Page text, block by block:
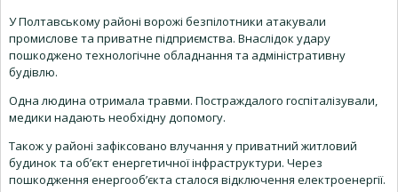
У Полтавському районі ворожі безпілотники атакували
промислове та приватне підприємства. Внаслідок удару
пошкоджено технологічне обладнання та адміністративну
будівлю.
Одна людина отримала травми. Постраждалого госпіталізували,
медики надають необхідну допомогу.
Також у районі зафіксовано влучання у приватний житловий
будинок та об’єкт енергетичної інфраструктури. Через
пошкодження енергооб’єкта сталося відключення електроенергії.